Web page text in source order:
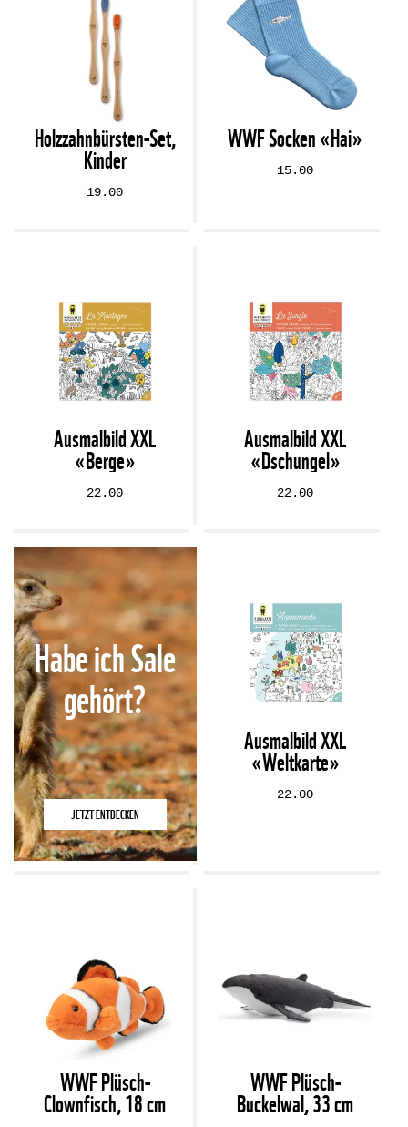
Holzzahnbürsten-Set,
Kinder
19.00
WWF Socken «Hai»
15.00
Ausmalbild XXL
«Berge»
22.00
Ausmalbild XXL
«Dschungel»
22.00
Habe ich Sale
gehört?
JETZT ENTDECKEN
Ausmalbild XXL
«Weltkarte»
22.00
WWF Plüsch-
Clownfisch, 18 cm
WWF Plüsch-
Buckelwal, 33 cm